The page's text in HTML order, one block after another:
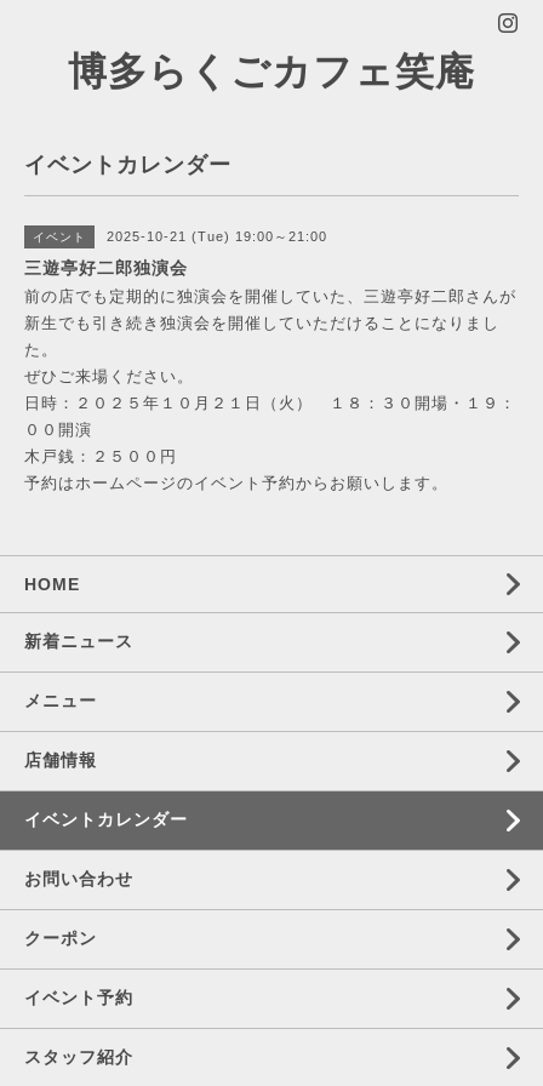
博多らくごカフェ笑庵
イベントカレンダー
イベント 2025-10-21 (Tue) 19:00～21:00
三遊亭好二郎独演会
前の店でも定期的に独演会を開催していた、三遊亭好二郎さんが
新生でも引き続き独演会を開催していただけることになりまし
た。
ぜひご来場ください。
日時：２０２５年１０月２１日（火） １８：３０開場・１９：
００開演
木戸銭：２５００円
予約はホームページのイベント予約からお願いします。
HOME
新着ニュース
メニュー
店舗情報
イベントカレンダー
お問い合わせ
クーポン
イベント予約
スタッフ紹介